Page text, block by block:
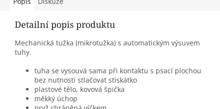
Detailní popis produktu
Mechanická tužka (mikrotužka) s automatickým výsuvem
tuhy.
tuha se vysouvá sama při kontaktu s psací plochou
bez nutnosti stlačovat stiskátko
plastové tělo, kovová špička
měkký úchop